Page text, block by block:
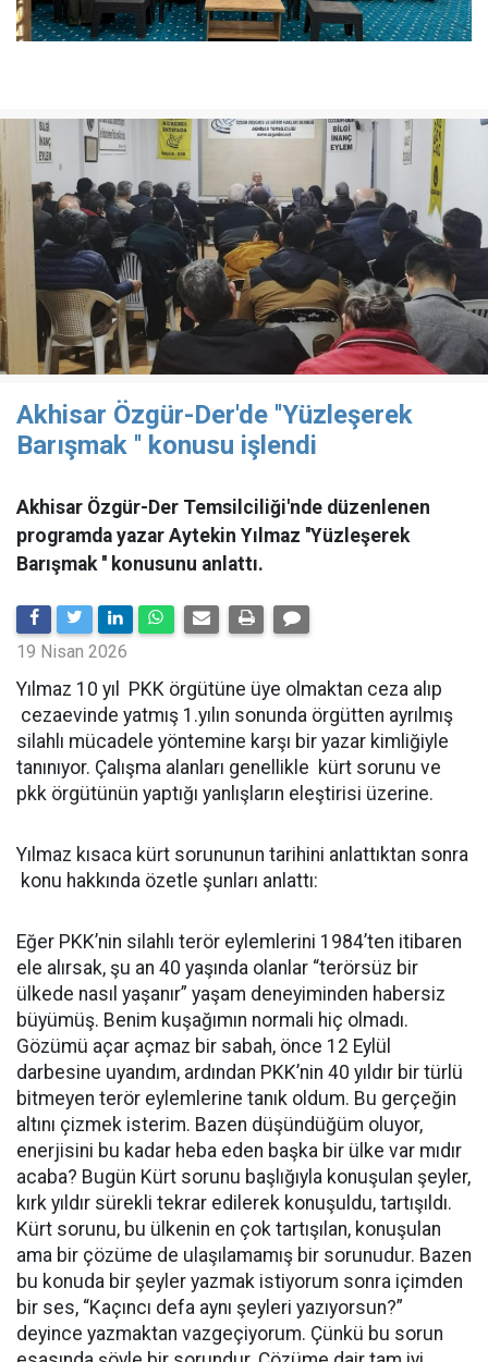
Akhisar Özgür-Der'de ''Yüzleşerek
Barışmak '' konusu işlendi
Akhisar Özgür-Der Temsilciliği'nde düzenlenen
programda yazar Aytekin Yılmaz ''Yüzleşerek
Barışmak '' konusunu anlattı.
19 Nisan 2026
Yılmaz 10 yıl PKK örgütüne üye olmaktan ceza alıp
cezaevinde yatmış 1.yılın sonunda örgütten ayrılmış
silahlı mücadele yöntemine karşı bir yazar kimliğiyle
tanınıyor. Çalışma alanları genellikle kürt sorunu ve
pkk örgütünün yaptığı yanlışların eleştirisi üzerine.
Yılmaz kısaca kürt sorununun tarihini anlattıktan sonra
konu hakkında özetle şunları anlattı:
Eğer PKK’nin silahlı terör eylemlerini 1984’ten itibaren
ele alırsak, şu an 40 yaşında olanlar “terörsüz bir
ülkede nasıl yaşanır” yaşam deneyiminden habersiz
büyümüş. Benim kuşağımın normali hiç olmadı.
Gözümü açar açmaz bir sabah, önce 12 Eylül
darbesine uyandım, ardından PKK’nin 40 yıldır bir türlü
bitmeyen terör eylemlerine tanık oldum. Bu gerçeğin
altını çizmek isterim. Bazen düşündüğüm oluyor,
enerjisini bu kadar heba eden başka bir ülke var mıdır
acaba? Bugün Kürt sorunu başlığıyla konuşulan şeyler,
kırk yıldır sürekli tekrar edilerek konuşuldu, tartışıldı.
Kürt sorunu, bu ülkenin en çok tartışılan, konuşulan
ama bir çözüme de ulaşılamamış bir sorunudur. Bazen
bu konuda bir şeyler yazmak istiyorum sonra içimden
bir ses, “Kaçıncı defa aynı şeyleri yazıyorsun?”
deyince yazmaktan vazgeçiyorum. Çünkü bu sorun